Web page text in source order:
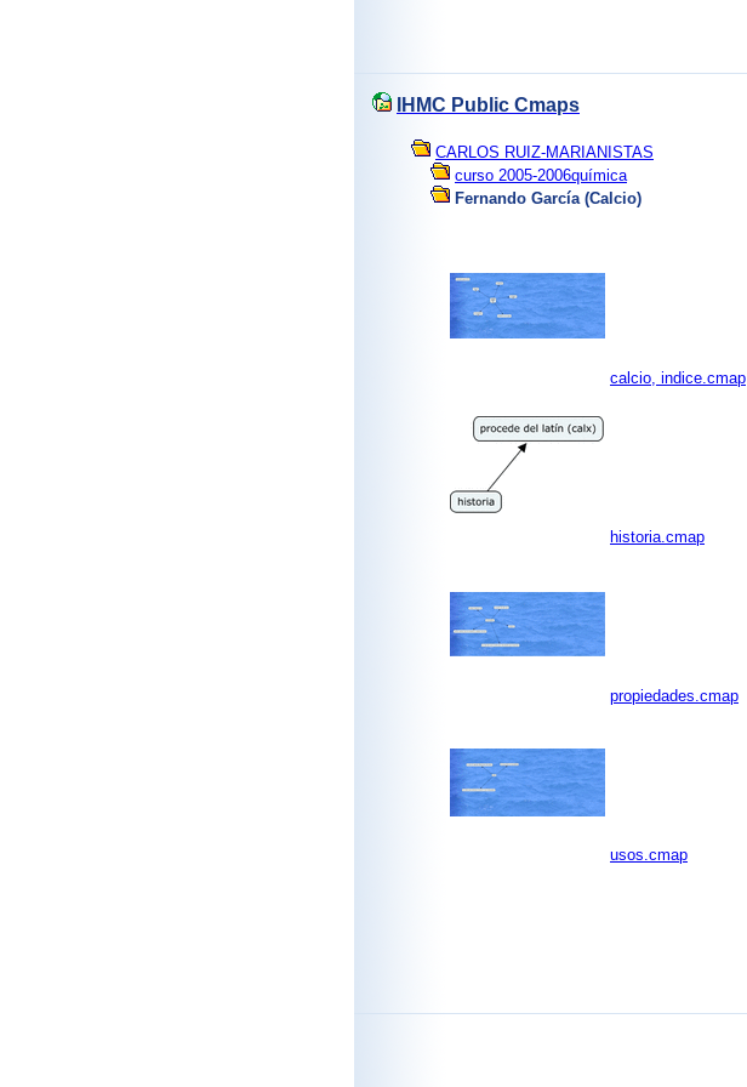
IHMC Public Cmaps
CARLOS RUIZ-MARIANISTAS
curso 2005-2006química
Fernando García (Calcio)
calcio, indice.cmap
historia.cmap
propiedades.cmap
usos.cmap